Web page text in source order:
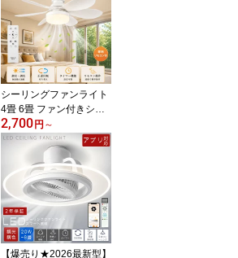
ングライト ファン付きシ
ーリングライト 天井ファ
ンライト LEDサーキュレ
ーター キッチン トイレ
脱衣所 照明器具 Alexa対
応 遠隔操作 リモコン 新
生活
シーリングファンライト
4畳 6畳 ファン付きシー
リングライト シーリング
ファン LEDシーリングラ
イト 扇風機付きシーリン
グライト Alexa対応 スマ
ホ操作 リモコン付き DC
モーター 調光調色 無段
階風量調整 正逆回転 サ
ーキュレーター付き 工事
不要 E26口金 引掛シーリ
ング
2,700 円 ～
【爆売り★2026最新型】